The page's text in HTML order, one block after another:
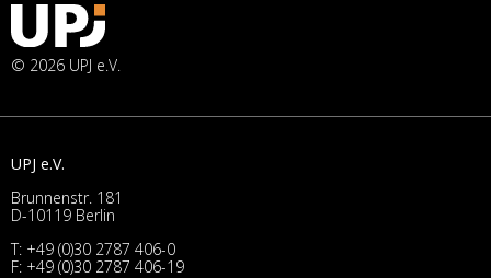
© 2026 UPJ e.V.
UPJ e.V.
Brunnenstr. 181
D-10119 Berlin
T: +49 (0)30 2787 406-0
F: +49 (0)30 2787 406-19